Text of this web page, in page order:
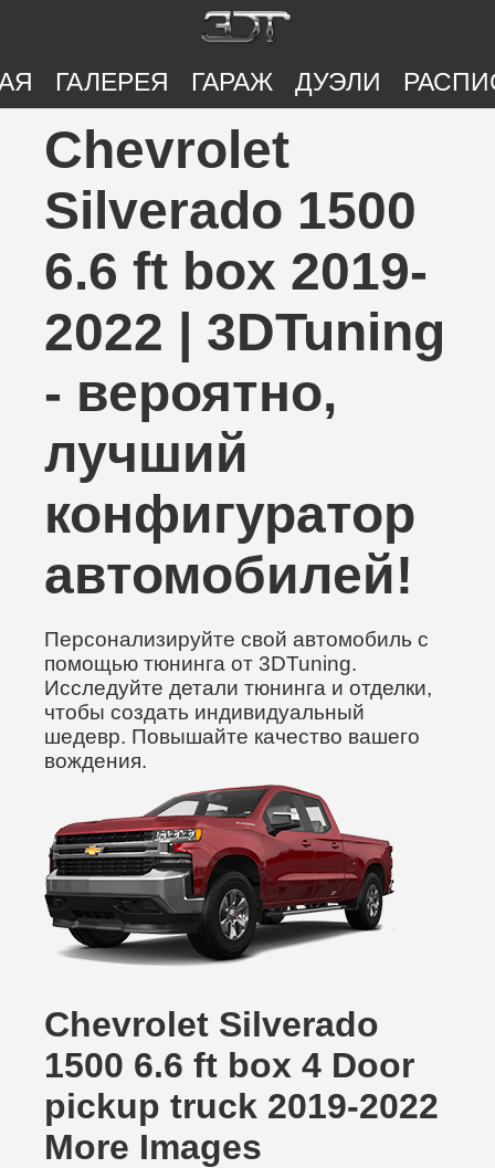
ГАЛЕРЕЯ ГАРАЖ ДУЭЛИ
Chevrolet
Silverado 1500
6.6 ft box 2019-
2022 | 3DTuning
- вероятно,
лучший
конфигуратор
автомобилей!
Персонализируйте свой автомобиль с
помощью тюнинга от 3DTuning.
Исследуйте детали тюнинга и отделки,
чтобы создать индивидуальный
шедевр. Повышайте качество вашего
вождения.
Chevrolet Silverado
1500 6.6 ft box 4 Door
pickup truck 2019-2022
More Images